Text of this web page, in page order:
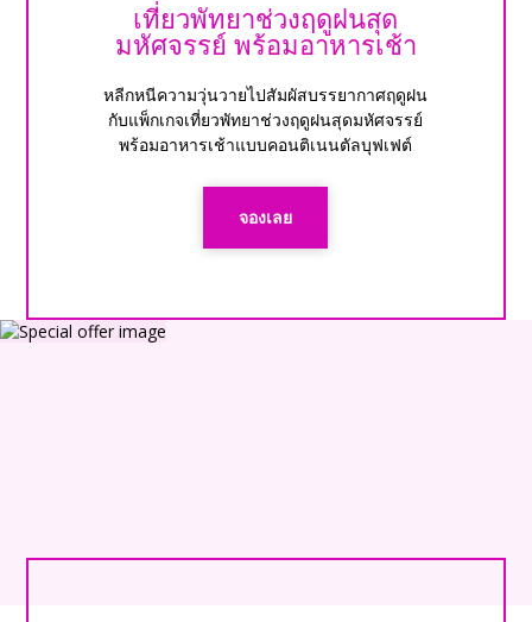
เที่ยวพัทยาช่วงฤดูฝนสุด
มหัศจรรย์ พร้อมอาหารเช้า
หลีกหนีความวุ่นวายไปสัมผัสบรรยากาศฤดูฝน
กับแพ็กเกจเที่ยวพัทยาช่วงฤดูฝนสุดมหัศจรรย์
พร้อมอาหารเช้าแบบคอนติเนนตัลบุฟเฟต์
จองเลย